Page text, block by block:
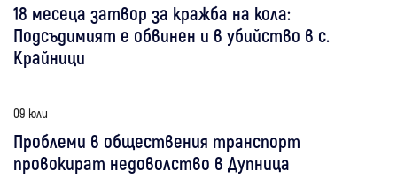
18 месеца затвор за кражба на кола:
Подсъдимият е обвинен и в убийство в с.
Крайници
09 юли
Проблеми в обществения транспорт
провокират недоволство в Дупница